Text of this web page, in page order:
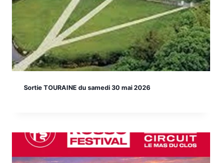
Sortie TOURAINE du samedi 30 mai 2026